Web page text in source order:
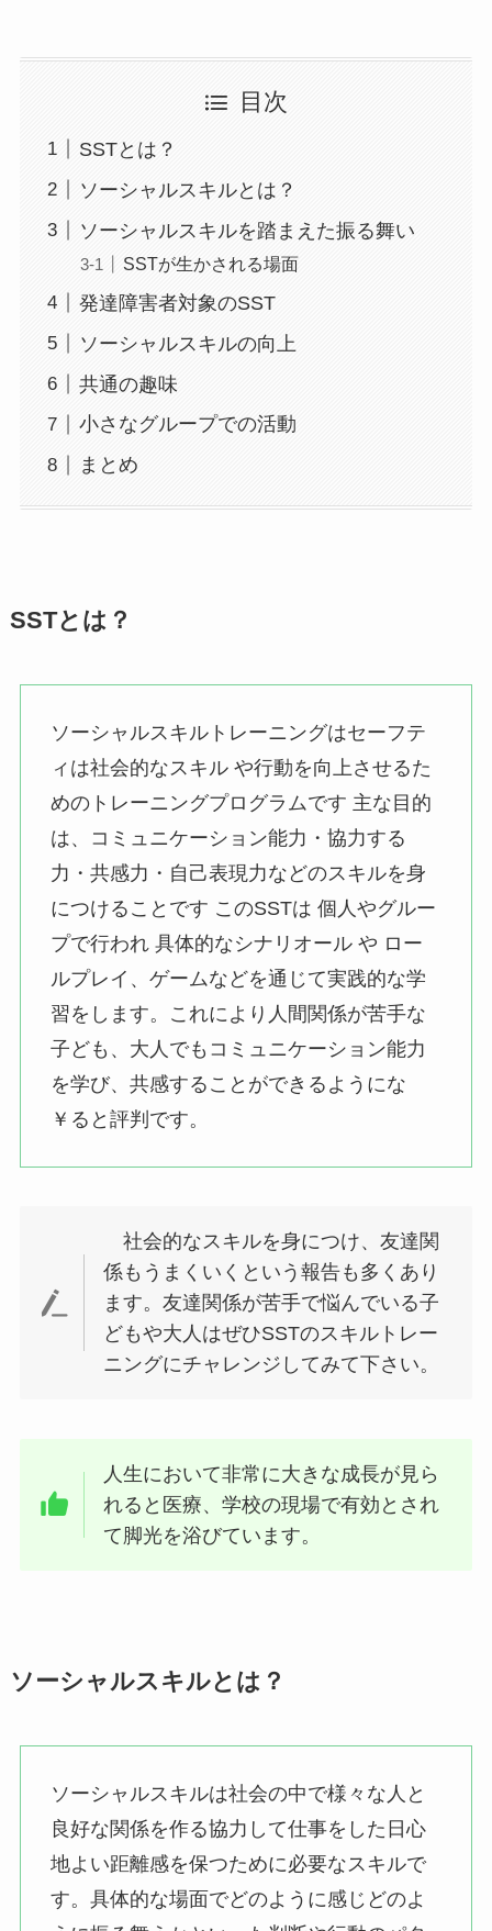
目次
SSTとは？
ソーシャルスキルとは？
ソーシャルスキルを踏まえた振る舞い
SSTが生かされる場面
発達障害者対象のSST
ソーシャルスキルの向上
共通の趣味
小さなグループでの活動
まとめ
SSTとは？
ソーシャルスキルトレーニングはセーフテ
ィは社会的なスキル や行動を向上させるた
めのトレーニングプログラムです 主な目的
は、コミュニケーション能力・協力する
力・共感力・自己表現力などのスキルを身
につけることです このSSTは 個人やグルー
プで行われ 具体的なシナリオール や ロー
ルプレイ、ゲームなどを通じて実践的な学
習をします。これにより人間関係が苦手な
子ども、大人でもコミュニケーション能力
を学び、共感することができるようにな
￥ると評判です。
社会的なスキルを身につけ、友達関
係もうまくいくという報告も多くあり
ます。友達関係が苦手で悩んでいる子
どもや大人はぜひSSTのスキルトレー
ニングにチャレンジしてみて下さい。
人生において非常に大きな成長が見ら
れると医療、学校の現場で有効とされ
て脚光を浴びています。
ソーシャルスキルとは？
ソーシャルスキルは社会の中で様々な人と
良好な関係を作る協力して仕事をした日心
地よい距離感を保つために必要なスキルで
す。具体的な場面でどのように感じどのよ